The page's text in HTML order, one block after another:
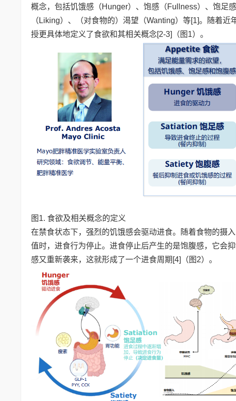
概念，包括饥饿感（Hunger）、饱感（Fullness）、饱足
（Liking）、（对食物的）渴望（Wanting）等[1]。随着
授更具体地定义了食欲和其相关概念[2-3]（图1）。
图1. 食欲及相关概念的定义
在禁食状态下，强烈的饥饿感会驱动进食。随着食物的摄
值时，进食行为停止。进食停止后产生的是饱腹感，它会
感又重新袭来，这就形成了一个进食周期[4]（图2）。